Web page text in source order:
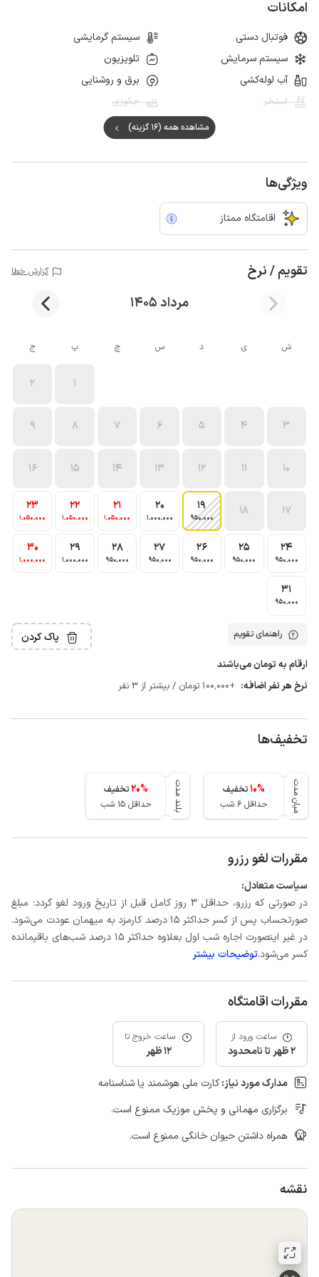
امکانات
فوتبال دستی
سیستم گرمایشی
سیستم سرمایش
تلویزیون
آب لوله‌کشی
برق و روشنایی
استخر
جکوزی
مشاهده همه (16 گزینه)
ویژگی‌ها
اقامتگاه ممتاز
تقویم / نرخ گزارش خطا
مرداد 1405
ش ی د س چ پ ج
1
2
3
4
5
6
7
8
9
10
11
12
13
14
15
16
17
18
19
950٬000
20
1٬000٬000
21
1٬050٬000
22
1٬050٬000
23
1٬050٬000
24
950٬000
25
950٬000
26
950٬000
27
950٬000
28
950٬000
29
1٬000٬000
30
1٬000٬000
31
950٬000
راهنمای تقویم پاک کردن
ارقام به تومان می‌باشند
نرخ هر نفر اضافه: +100٬000 تومان / بیشتر از 3 نفر
تخفیف‌ها
میان مدت 10%
تخفیف
حداقل 6 شب
بلند مدت 20%
تخفیف
حداقل 15 شب
مقررات لغو رزرو
سیاست متعادل:
در صورتی که رزرو، حداقل 3 روز کامل قبل از تاریخ ورود لغو گردد؛ مبلغ
صورتحساب پس از کسر حداکثر 15 درصد کارمزد به میهمان عودت می‌شود.
در غیر اینصورت اجاره شب اول بعلاوه حداکثر 15 درصد شب‌های باقیمانده
کسر می‌شود.توضیحات بیشتر
مقررات اقامتگاه
ساعت ورود از
2 ظهر تا نامحدود
ساعت خروج تا
12 ظهر
مدارک مورد نیاز:کارت ملی هوشمند یا شناسنامه
برگزاری مهمانی و پخش موزیک ممنوع است.
همراه داشتن حیوان خانگی ممنوع است.
نقشه